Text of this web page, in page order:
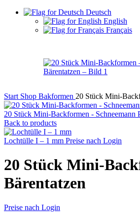
Deutsch
English
Français
Start Shop Bakformen 20 Stück Mini-
20 Stück Mini-Backformen - Schneemann
Back to products
Lochtülle I – 1 mm Preise nach Login
20 Stück Mini-
Bärentatzen
Preise nach Login